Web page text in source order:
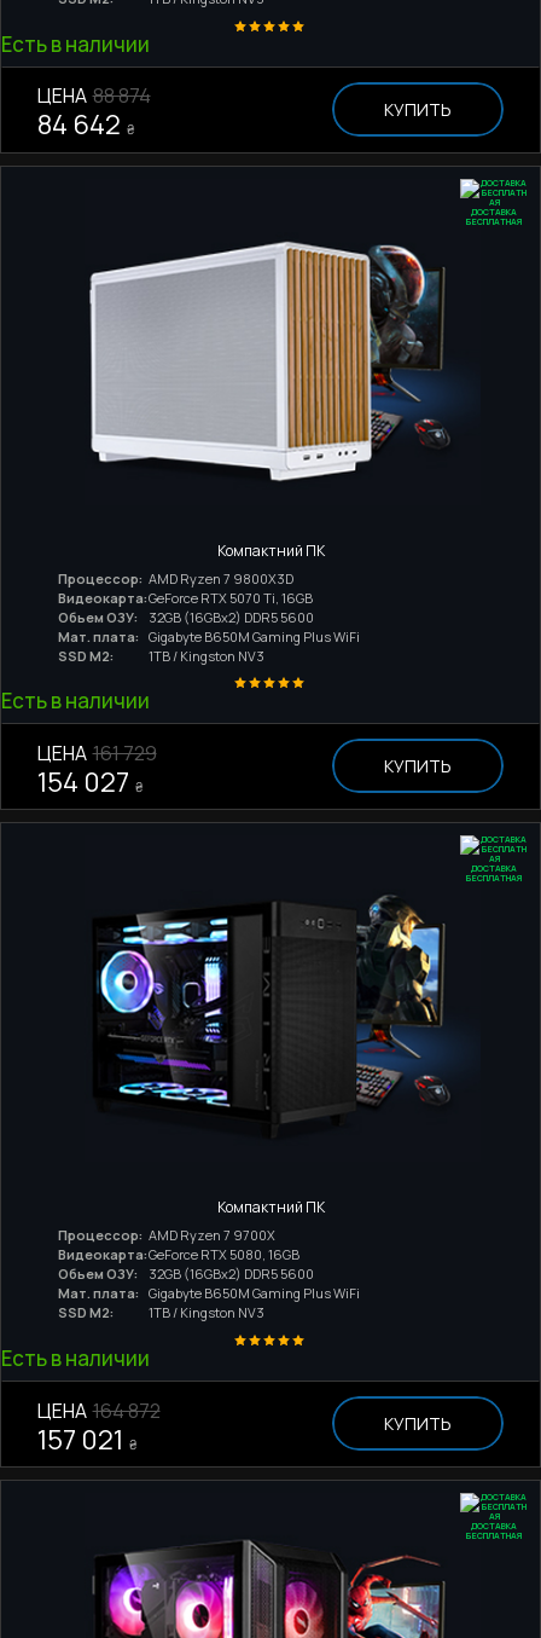
Есть в наличии
ЦЕНА 88 874
84 642 ₴
КУПИТЬ
ДОСТАВКА
БЕСПЛАТНАЯ
Компактний ПК
Процессор: AMD Ryzen 7 9800X3D
Видеокарта:GeForce RTX 5070 Ti, 16GB
Обьем ОЗУ:
32GB (16GBx2) DDR5 5600
Мат. плата:
Gigabyte B650M Gaming Plus WiFi
SSD M2:
1TB / Kingston NV3
Есть в наличии
ЦЕНА 161 729
154 027 ₴
КУПИТЬ
ДОСТАВКА
БЕСПЛАТНАЯ
Компактний ПК
Процессор: AMD Ryzen 7 9700X
Видеокарта:GeForce RTX 5080, 16GB
Обьем ОЗУ:
32GB (16GBx2) DDR5 5600
Мат. плата:
Gigabyte B650M Gaming Plus WiFi
SSD M2:
1TB / Kingston NV3
Есть в наличии
ЦЕНА 164 872
157 021 ₴
КУПИТЬ
ДОСТАВКА
БЕСПЛАТНАЯ